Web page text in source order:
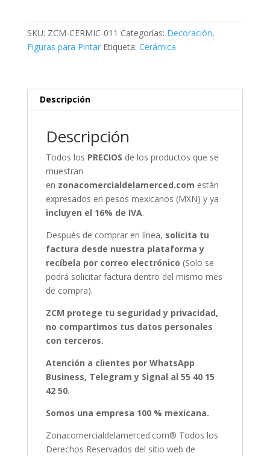
cantidad
SKU: ZCM-CERMIC-011 Categorías: Decoración,
Figuras para Pintar Etiqueta: Cerámica
Descripción
Descripción
Todos los PRECIOS de los productos que se
muestran
en zonacomercialdelamerced.com están
expresados en pesos mexicanos (MXN) y ya
incluyen el 16% de IVA.
Después de comprar en línea, solicita tu
factura desde nuestra plataforma y
recíbela por correo electrónico (Solo se
podrá solicitar factura dentro del mismo mes
de compra).
ZCM protege tu seguridad y privacidad,
no compartimos tus datos personales
con terceros.
Atención a clientes por WhatsApp
Business, Telegram y Signal al 55 40 15
42 50.
Somos una empresa 100 % mexicana.
Zonacomercialdelamerced.com® Todos los
Derechos Reservados del sitio web de